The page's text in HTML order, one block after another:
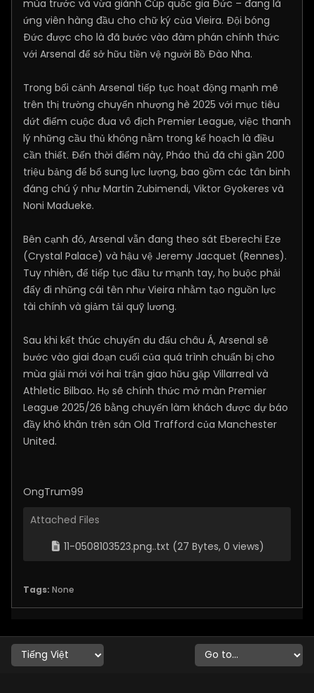
mùa trước và vừa giành Cúp quốc gia Đức – đang là
ứng viên hàng đầu cho chữ ký của Vieira. Đội bóng
Đức được cho là đã bước vào đàm phán chính thức
với Arsenal để sở hữu tiền vệ người Bồ Đào Nha.
Trong bối cảnh Arsenal tiếp tục hoạt động mạnh mẽ
trên thị trường chuyển nhượng hè 2025 với mục tiêu
dứt điểm cuộc đua vô địch Premier League, việc thanh
lý những cầu thủ không nằm trong kế hoạch là điều
cần thiết. Đến thời điểm này, Pháo thủ đã chi gần 200
triệu bảng để bổ sung lực lượng, bao gồm các tân binh
đáng chú ý như Martin Zubimendi, Viktor Gyokeres và
Noni Madueke.
Bên cạnh đó, Arsenal vẫn đang theo sát Eberechi Eze
(Crystal Palace) và hậu vệ Jeremy Jacquet (Rennes).
Tuy nhiên, để tiếp tục đầu tư mạnh tay, họ buộc phải
đẩy đi những cái tên như Vieira nhằm tạo nguồn lực
tài chính và giảm tải quỹ lương.
Sau khi kết thúc chuyến du đấu châu Á, Arsenal sẽ
bước vào giai đoạn cuối của quá trình chuẩn bị cho
mùa giải mới với hai trận giao hữu gặp Villarreal và
Athletic Bilbao. Họ sẽ chính thức mở màn Premier
League 2025/26 bằng chuyến làm khách được dự báo
đầy khó khăn trên sân Old Trafford của Manchester
United.
OngTrum99
Attached Files
11-0508103523.png..txt (27 Bytes, 0 views)
Tags: None